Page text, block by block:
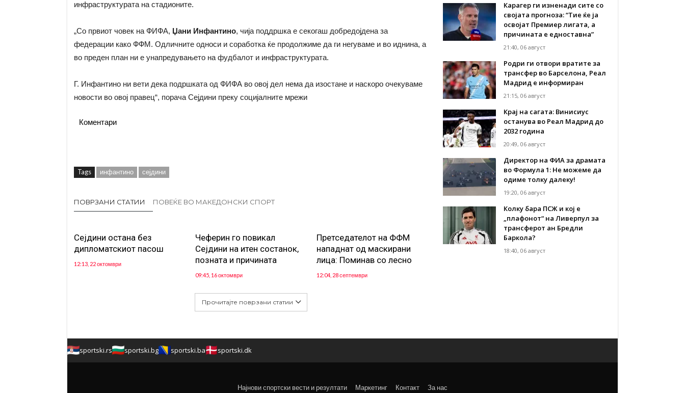
инфраструктурата на стадионите.
„Со првиот човек на ФИФА, Џани Инфантино, чија поддршка е секогаш добредојдена за
федерации како ФФМ. Одличните односи и соработка ќе продолжиме да ги негуваме и во иднина, а
во преден план ни е унапредувањето на фудбалот и инфраструктурата.
Г. Инфантино ни вети дека подршката од ФИФА во овој дел нема да изостане и наскоро очекуваме
новости во овој правец“, порача Сејдини преку социјалните мрежи
Коментари
Tags инфантино сејдини
ПОВРЗАНИ СТАТИИ ПОВЕЌЕ ВО МАКЕДОНСКИ СПОРТ
Сејдини остана без
дипломатскиот пасош
12:13, 22 октомври
Чеферин го повикал
Сејдини на итен состанок,
позната и причината
09:45, 16 октомври
Претседателот на ФФМ
нападнат од маскирани
лица: Поминав со лесно
12:04, 28 септември
Прочитајте поврзани статии
Карагер ги изненади сите со
својата прогноза: “Тие ќе ја
освојат Премиер лигата, а
причината е едноставна”
21:40, 06 август
Родри ги отвори вратите за
трансфер во Барселона, Реал
Мадрид е информиран
21:15, 06 август
Крај на сагата: Винисиус
останува во Реал Мадрид до
2032 година
20:49, 06 август
Директор на ФИА за драмата
во Формула 1: Не можеме да
одиме толку далеку!
19:20, 06 август
Колку бара ПСЖ и кој е
„плафонот“ на Ливерпул за
трансферот ан Бредли
Баркола?
18:40, 06 август
sportski.rs sportski.bg sportski.ba sportski.dk
Најнови спортски вести и резултати Маркетинг Контакт За нас